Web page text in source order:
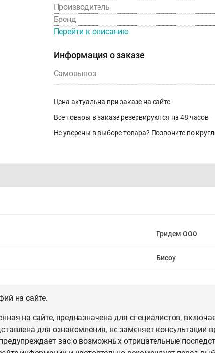
Производитель
Бренд
Перейти к описанию
Информация о заказе
Самовывоз
Цена актуальна при заказе на сайте
Все товары в заказе резервируются на 48 часов
Не уверены в выборе товара? Позвоните по
Гридем ООО
Бисоу
на сайте.
на сайте, предназначена для специалистов,
для ознакомления, не заменяет консультации
вас о возможных отрицательные